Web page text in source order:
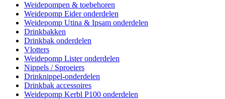
Weidepompen & toebehoren
Weidepomp Eider onderdelen
Weidepomp Utina & Ipsam onderdelen
Drinkbakken
Drinkbak onderdelen
Vlotters
Weidepomp Lister onderdelen
Nippels / Sproeiers
Drinknippel-onderdelen
Drinkbak accessoires
Weidepomp Kerbl P100 onderdelen